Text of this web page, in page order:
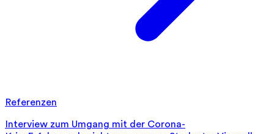
Referenzen
Interview zum Umgang mit der Corona-